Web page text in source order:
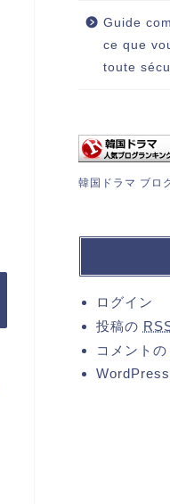
Guide
ce que
toute
韓国ドラマ ブロ
ログイン
投稿の
コメントの